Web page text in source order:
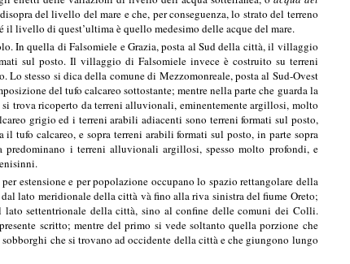
del livello del mare e che, per conseguenza, lo strato del terreno
il livello di quest’ultima è quello medesimo delle acque del mare.
In quella di Falsomiele e Grazia, posta al Sud della città, il villaggio
sul posto. Il villaggio di Falsomiele invece è costruito su terreni
stesso si dica della comune di Mezzomonreale, posta al Sud-Ovest
del tufo calcareo sottostante; mentre nella parte che guarda la
trova ricoperto da terreni alluvionali, eminentemente argillosi, molto
grigio ed i terreni arabili adiacenti sono terreni formati sul posto,
tufo calcareo, e sopra terreni arabili formati sul posto, in parte sopra
i terreni alluvionali argillosi, spesso molto profondi, e
estensione e per popolazione occupano lo spazio rettangolare della
lato meridionale della città và fino alla riva sinistra del fiume Oreto;
settentrionale della città, sino al confine delle comuni dei Colli.
scritto; mentre del primo si vede soltanto quella porzione che
sobborghi che si trovano ad occidente della città e che giungono lungo